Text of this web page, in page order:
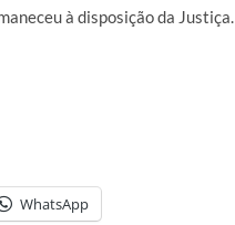
à disposição da Justiça.
WhatsApp